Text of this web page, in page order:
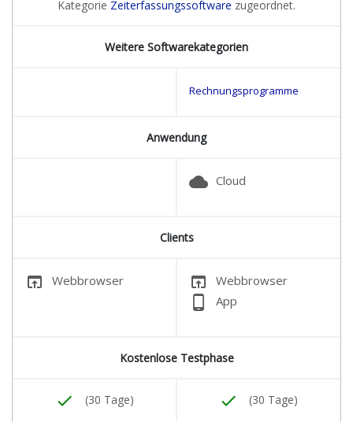
Kategorie Zeiterfassungssoftware zugeordnet.
Weitere Softwarekategorien
Rechnungsprogramme
Anwendung
cloud Cloud
Clients
open_in_browser Webbrowser open_in_browser Webbrowser
phone_android App
Kostenlose Testphase
done (30 Tage) done (30 Tage)